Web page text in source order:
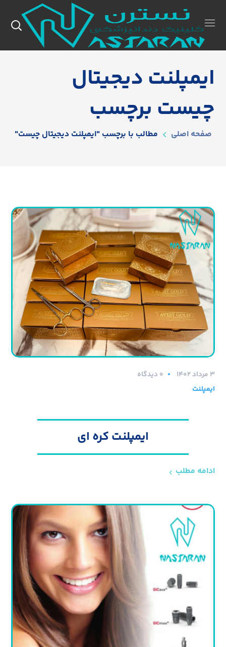
ایمپلنت دیجیتال
چیست برچسب
صفحه اصلی مطالب با برچسب "ایمپلنت دیجیتال چیست"
۳ مرداد ۱۴۰۲
0 دیدگاه
ایمپلنت
ایمپلنت کره ای
ادامه مطلب